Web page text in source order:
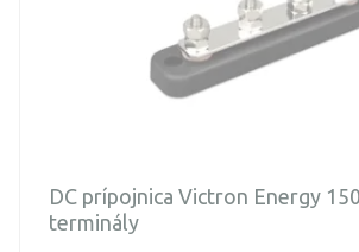
DC prípojnica Victron Energy
terminály